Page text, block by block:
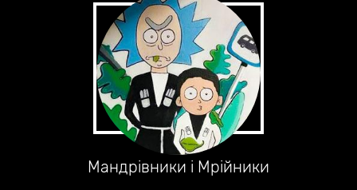
Мандрівники і Мрійники